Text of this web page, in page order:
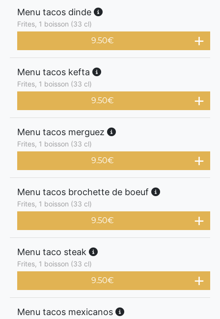
Menu tacos dinde
Frites, 1 boisson (33 cl)
9.50€
Menu tacos kefta
Frites, 1 boisson (33 cl)
9.50€
Menu tacos merguez
Frites, 1 boisson (33 cl)
9.50€
Menu tacos brochette de boeuf
Frites, 1 boisson (33 cl)
9.50€
Menu taco steak
Frites, 1 boisson (33 cl)
9.50€
Menu tacos mexicanos